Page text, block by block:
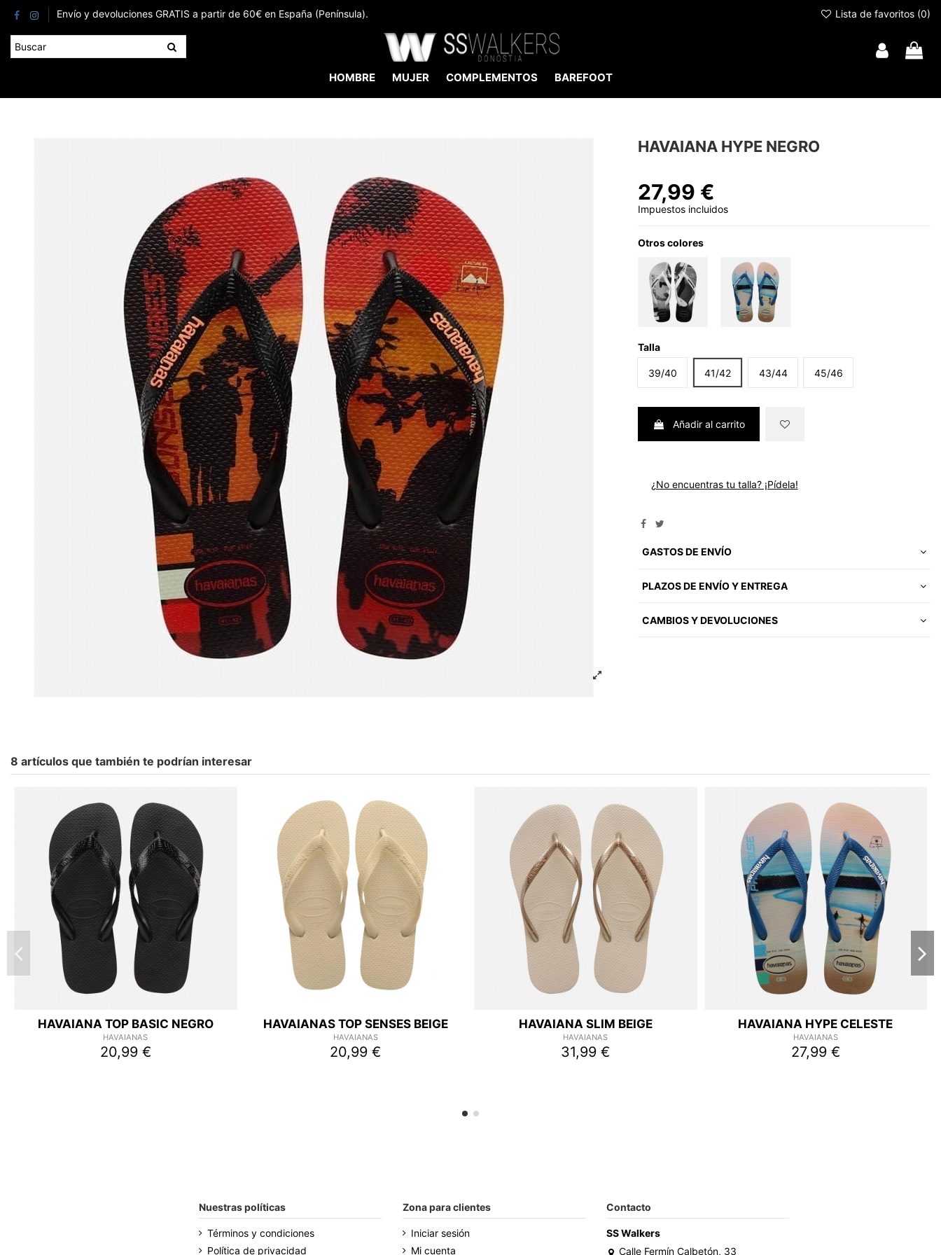
Envío y devoluciones GRATIS a partir de 60€ en España (Península). Lista de favoritos (0)
HOMBRE MUJER COMPLEMENTOS BAREFOOT
HAVAIANA HYPE NEGRO
27,99 €
Impuestos incluidos
Otros colores
Talla
39/40 41/42 43/44 45/46
Añadir al carrito
¿No encuentras tu talla? ¡Pídela!
GASTOS DE ENVÍO
PLAZOS DE ENVÍO Y ENTREGA
CAMBIOS Y DEVOLUCIONES
8 artículos que también te podrían interesar
HAVAIANA TOP BASIC NEGRO
HAVAIANAS
20,99 €
HAVAIANAS TOP SENSES BEIGE
HAVAIANAS
20,99 €
HAVAIANA SLIM BEIGE
HAVAIANAS
31,99 €
HAVAIANA HYPE CELESTE
HAVAIANAS
27,99 €
Nuestras políticas
Términos y condiciones
Política de privacidad
Zona para clientes
Iniciar sesión
Mi cuenta
Contacto
SS Walkers
Calle Fermín Calbetón, 33